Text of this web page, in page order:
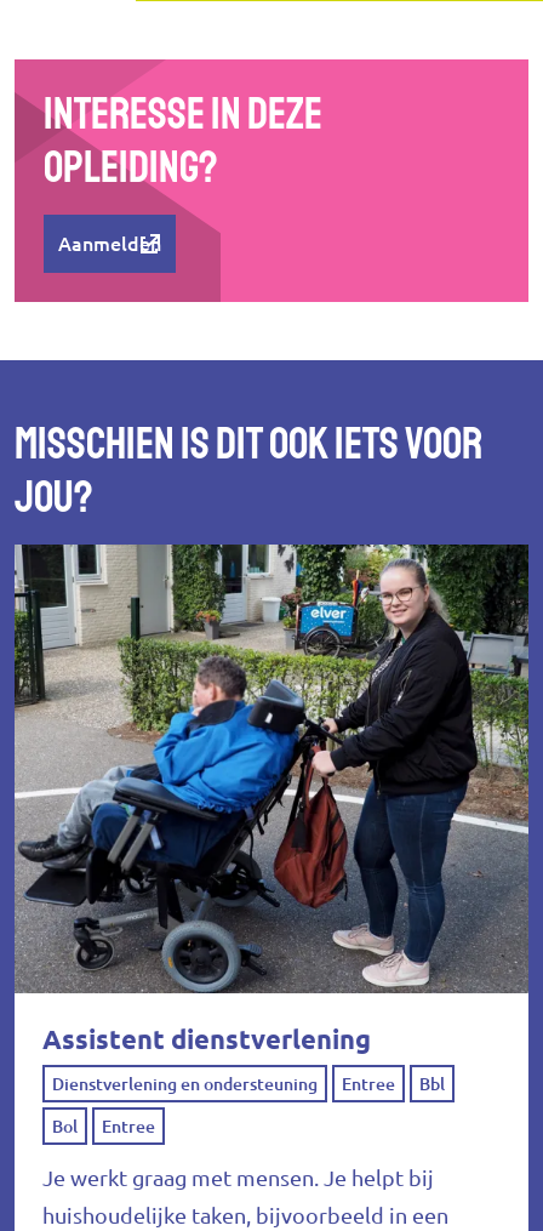
Interesse in deze
opleiding?
Aanmelden
Misschien is dit ook iets voor
jou?
Assistent dienstverlening
Dienstverlening en ondersteuning Entree Bbl
Bol Entree
Je werkt graag met mensen. Je helpt bij
huishoudelijke taken, bijvoorbeeld in een